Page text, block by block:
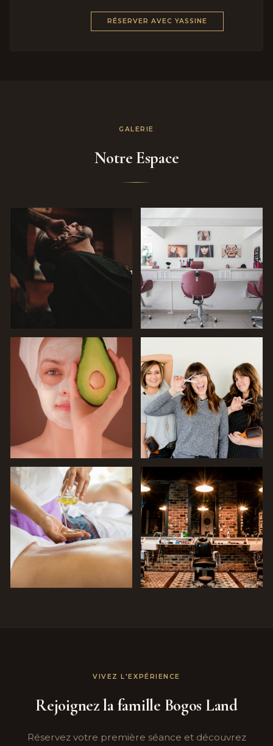
RÉSERVER AVEC YASSINE
GALERIE
Notre Espace
VIVEZ L'EXPÉRIENCE
Rejoignez la famille Bogos Land
Réservez votre première séance et découvrez